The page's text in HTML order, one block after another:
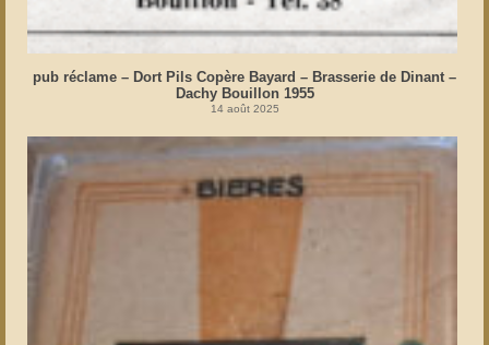
pub réclame – Dort Pils Copère Bayard – Brasserie de Dinant –
Dachy Bouillon 1955
14 août 2025